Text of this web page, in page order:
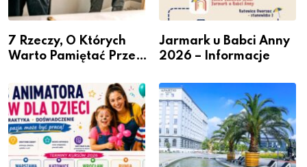
7 Rzeczy, O Których
Warto Pamiętać Przed
Jarmark u Babci Anny
2026 – Informacje